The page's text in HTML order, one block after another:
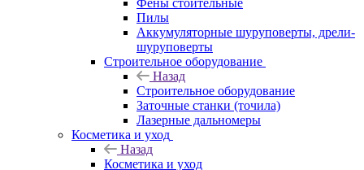
Фены стоительные
Пилы
Аккумуляторные шуруповерты, дрели-
шуруповерты
Строительное оборудование
Назад
Строительное оборудование
Заточные станки (точила)
Лазерные дальномеры
Косметика и уход
Назад
Косметика и уход